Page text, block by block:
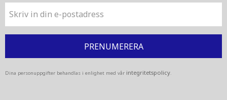
PRENUMERERA
Dina personuppgifter behandlas i enlighet med vår integritetspolicy.